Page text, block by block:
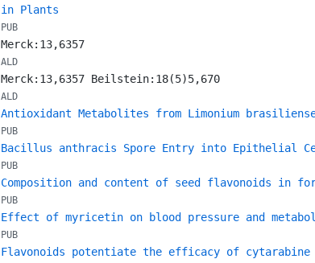
in Plants
PUB
Merck:13,6357
ALD
Merck:13,6357 Beilstein:18(5)5,670
ALD
Antioxidant Metabolites from Limonium
PUB
Bacillus anthracis Spore Entry into Epithelial
PUB
Composition and content of seed flavonoids in
PUB
Effect of myricetin on blood pressure and
PUB
Flavonoids potentiate the efficacy of cytarabine